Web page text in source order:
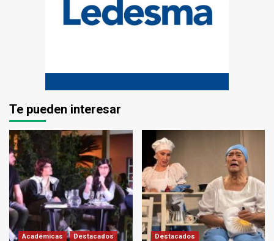
Te pueden interesar
Académicas
Destacados
Destacados